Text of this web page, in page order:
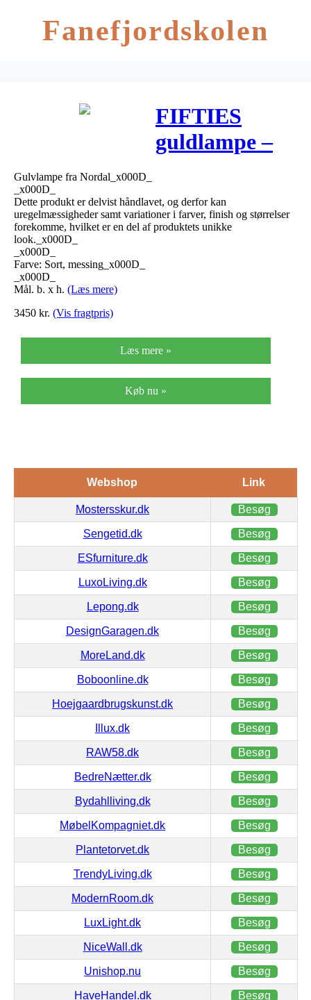
Fanefjordskolen
FIFTIES
guldlampe –
Gulvlampe fra Nordal_x000D_
_x000D_
Dette produkt er delvist håndlavet, og derfor kan
uregelmæssigheder samt variationer i farver, finish og størrelser
forekomme, hvilket er en del af produktets unikke
look._x000D_
_x000D_
Farve: Sort, messing_x000D_
_x000D_
Mål. b. x h. (Læs mere)
3450 kr. (Vis fragtpris)
Læs mere »
Køb nu »
Webshop Link
Mostersskur.dk Besøg
Sengetid.dk Besøg
ESfurniture.dk Besøg
LuxoLiving.dk Besøg
Lepong.dk Besøg
DesignGaragen.dk Besøg
MoreLand.dk Besøg
Boboonline.dk Besøg
Hoejgaardbrugskunst.dk Besøg
Illux.dk Besøg
RAW58.dk Besøg
BedreNætter.dk Besøg
Bydahlliving.dk Besøg
MøbelKompagniet.dk Besøg
Plantetorvet.dk Besøg
TrendyLiving.dk Besøg
ModernRoom.dk Besøg
LuxLight.dk Besøg
NiceWall.dk Besøg
Unishop.nu Besøg
HaveHandel.dk Besøg